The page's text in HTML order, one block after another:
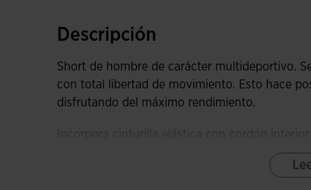
Descripción
Short de hombre de carácter multideportivo.
con total libertad de movimiento. Esto hace
disfrutando del máximo rendimiento.
Incorpora cinturilla elástica con cordón
cuerpo. Equipado con dos bolsillos laterales